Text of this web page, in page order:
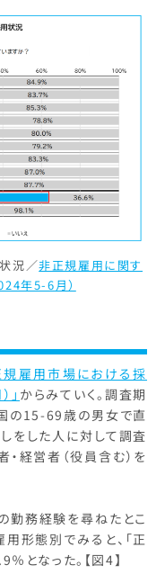
状況／非正規雇用に関す
年5-6月）
規雇用市場における採
」 からみていく。調査期
の15-69歳の男女で直
をした人に対して調査
・経営者（役員含む）を
勤務経験を尋ねたとこ
形態別でみると、「正
となった。【図4】